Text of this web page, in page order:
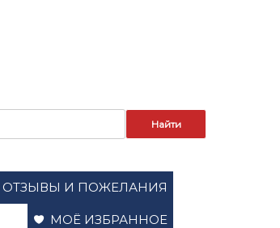
ОТЗЫВЫ И ПОЖЕЛАНИЯ
МОЁ ИЗБРАННОЕ